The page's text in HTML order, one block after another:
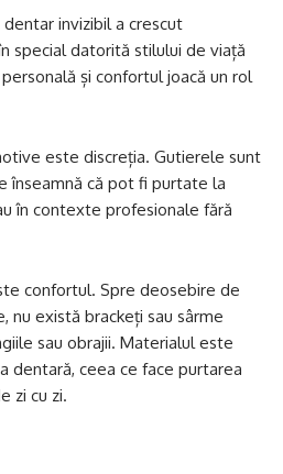
invizibil a crescut
special datorită stilului de viață
și confortul joacă un rol
este discreția. Gutierele sunt
înseamnă că pot fi purtate la
în contexte profesionale fără
confortul. Spre deosebire de
nu există brackeți sau sârme
sau obrajii. Materialul este
dentară, ceea ce face purtarea
zi cu zi.